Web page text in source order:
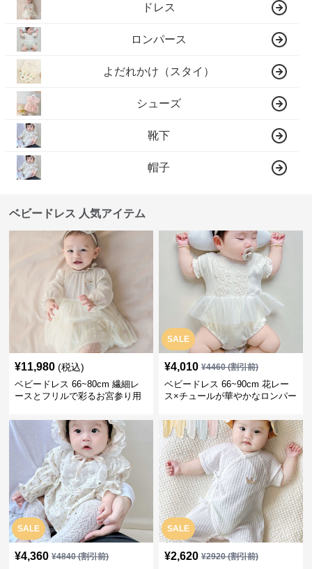
ドレス
ロンパース
よだれかけ（スタイ）
シューズ
靴下
帽子
ベビードレス 人気アイテム
¥11,980 (税込)
ベビードレス 66~80cm 繊細レ
ースとフリルで彩るお宮参り用
SALE
¥4,010 ¥4460(割引前)
ベビードレス 66~90cm 花レー
ス×チュールが華やかなロンパー
SALE
¥4,360 ¥4840(割引前)
SALE
¥2,620 ¥2920(割引前)